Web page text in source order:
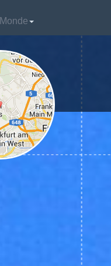
Monde
Monde